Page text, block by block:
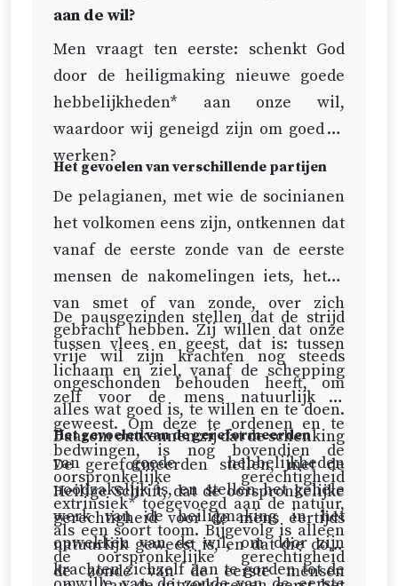
aan de wil?
Men vraagt ten eerste: schenkt God
door de heiligmaking nieuwe goede
hebbelijkheden* aan onze wil,
waardoor wij geneigd zijn om goed te
werken?
Het gevoelen van verschillende partijen
De pelagianen, met wie de socinianen
het volkomen eens zijn, ontkennen dat
vanaf de eerste zonde van de eerste
mensen de nakomelingen iets, hetzij
van smet of van zonde, over zich
gebracht hebben. Zij willen dat onze
vrije wil zijn krachten nog steeds
ongeschonden behouden heeft, om
alles wat goed is, te willen en te doen.
Daarom ontkennen zij dat de schenking
van goede hebbelijkheden
noodzakelijk is, en stellen het gehele
werk van de heiligmaking in het
opwekken van de wil, om door zijn
krachten zichzelf aan te gorden tot de
De pausgezinden stellen dat de strijd
tussen vlees en geest, dat is: tussen
lichaam en ziel, vanaf de schepping
zelf voor de mens natuurlijk is
geweest. Om deze te ordenen en te
bedwingen, is nog bovendien de
oorspronkelijke gerechtigheid
extrinsiek* toegevoegd aan de natuur,
als een soort toom. Bijgevolg is alleen
de oorspronkelijke gerechtigheid
Het gevoelen van de gereformeerden
De gereformeerden stellen, met de
Heilige Schrift, dat de oorspronkelijke
gerechtigheid voor de mens eertijds
natuurlijk geweest is, en dat die door
de zonde van de eerste mensen